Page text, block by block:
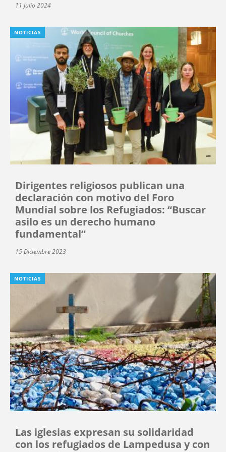
11 Julio 2024
NOTICIAS
Dirigentes religiosos publican una
declaración con motivo del Foro
Mundial sobre los Refugiados: “Buscar
asilo es un derecho humano
fundamental”
15 Diciembre 2023
NOTICIAS
Las iglesias expresan su solidaridad
con los refugiados de Lampedusa y con